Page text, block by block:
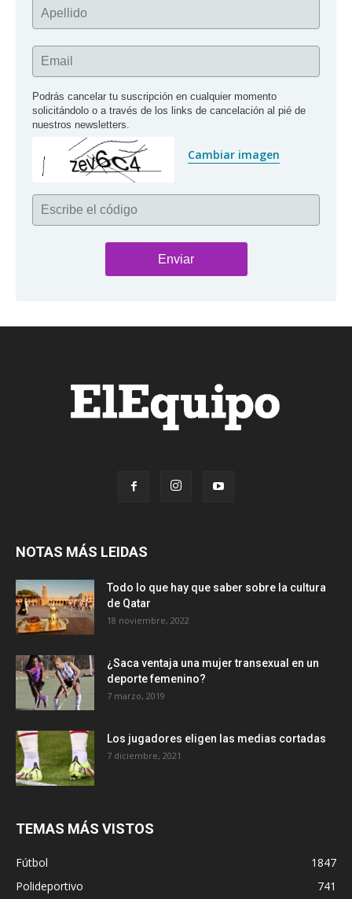
Apellido
Email
Podrás cancelar tu suscripción en cualquier momento
solicitándolo o a través de los links de cancelación al pié de
nuestros newsletters.
Cambiar imagen
Escribe el código
NOTAS MÁS LEIDAS
Todo lo que hay que saber sobre la cultura
de Qatar
18 noviembre, 2022
¿Saca ventaja una mujer transexual en un
deporte femenino?
7 marzo, 2019
Los jugadores eligen las medias cortadas
7 diciembre, 2021
TEMAS MÁS VISTOS
Fútbol
1847
Polideportivo
741